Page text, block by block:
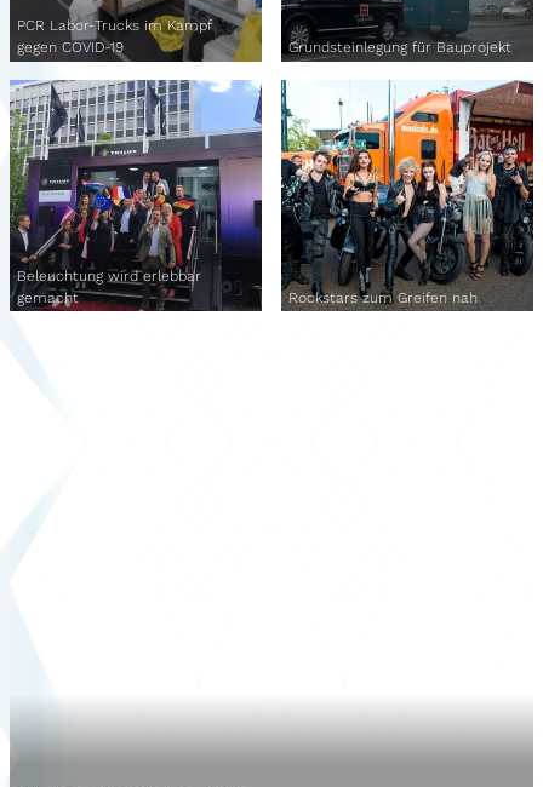
PCR Labor-Trucks im Kampf
gegen COVID-19
Grundsteinlegung für Bauprojekt
Beleuchtung wird erlebbar
gemacht
Rockstars zum Greifen nah